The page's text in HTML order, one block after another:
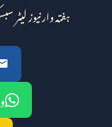
ہفتہ وار نیوز